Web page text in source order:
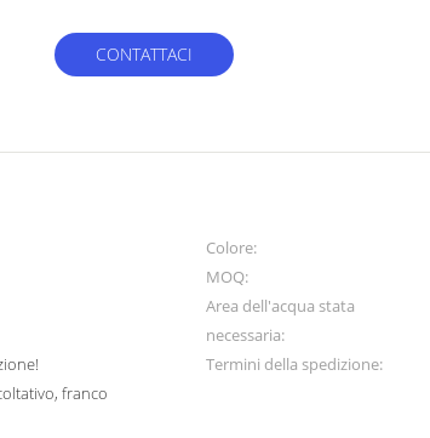
CONTATTACI
Colore:
MOQ:
Area dell'acqua stata
necessaria:
Termini della spedizione:
franco